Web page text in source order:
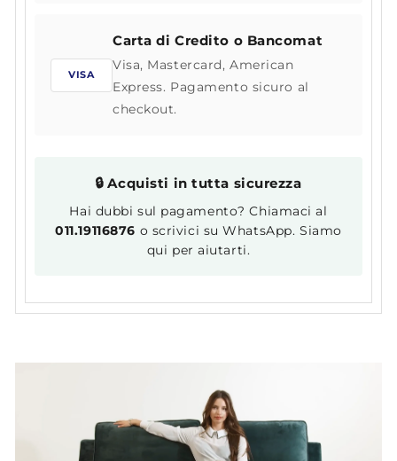
VISA
Carta di Credito o Bancomat
Visa, Mastercard, American
Express. Pagamento sicuro al
checkout.
🔒 Acquisti in tutta sicurezza
Hai dubbi sul pagamento? Chiamaci al
011.19116876 o scrivici su WhatsApp. Siamo
qui per aiutarti.